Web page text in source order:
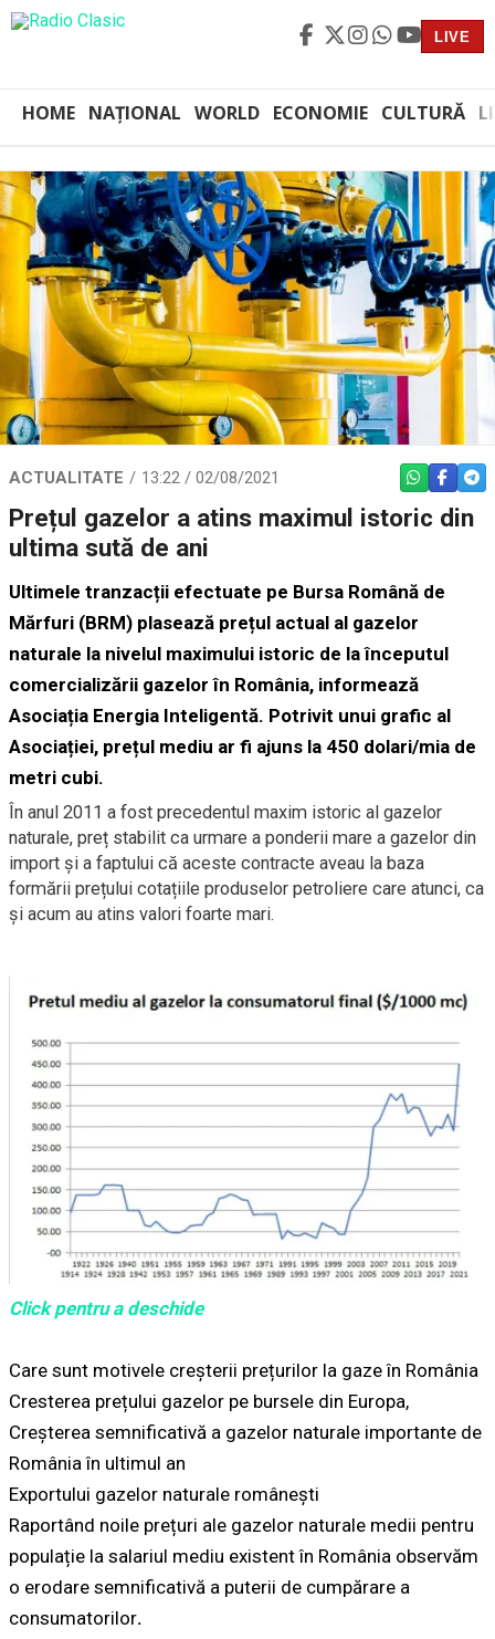
LIVE
HOME NAȚIONAL WORLD ECONOMIE CULTURĂ
ACTUALITATE 13:22 / 02/08/2021 WHATSAPP
Prețul gazelor a atins maximul istoric din
ultima sută de ani
Ultimele tranzacții efectuate pe Bursa Română de
Mărfuri (BRM) plasează prețul actual al gazelor
naturale la nivelul maximului istoric de la începutul
comercializării gazelor în România, informează
Asociația Energia Inteligentă. Potrivit unui grafic al
Asociației, prețul mediu ar fi ajuns la 450 dolari/mia de
metri cubi.
În anul 2011 a fost precedentul maxim istoric al gazelor
naturale, preț stabilit ca urmare a ponderii mare a gazelor din
import și a faptului că aceste contracte aveau la baza
formării prețului cotațiile produselor petroliere care atunci, ca
și acum au atins valori foarte mari.
Click pentru a deschide
Care sunt motivele creșterii prețurilor la gaze în România
Cresterea prețului gazelor pe bursele din Europa,
Creșterea semnificativă a gazelor naturale importante de
România în ultimul an
Exportului gazelor naturale românești
Raportând noile prețuri ale gazelor naturale medii pentru
populație la salariul mediu existent în România observăm
o erodare semnificativă a puterii de cumpărare a
consumatorilor.